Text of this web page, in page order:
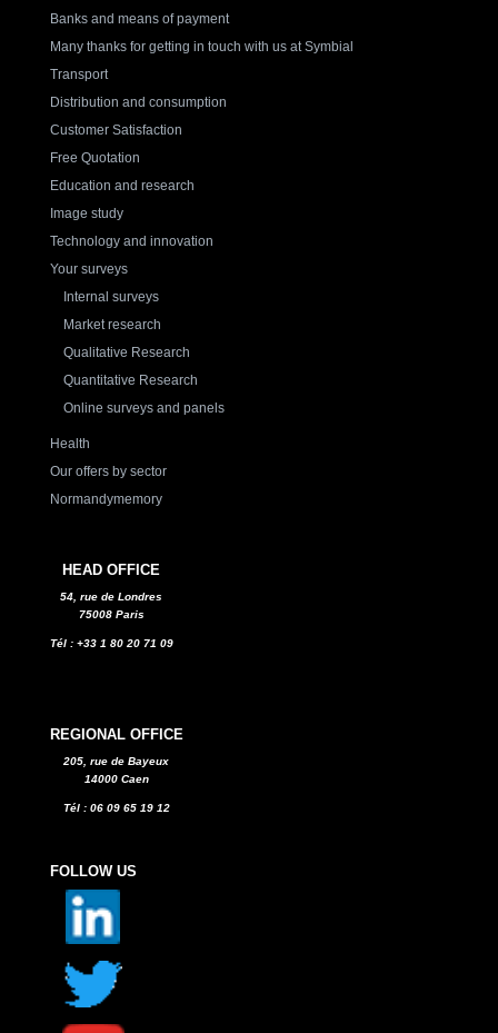
Banks and means of payment
Many thanks for getting in touch with us at Symbial
Transport
Distribution and consumption
Customer Satisfaction
Free Quotation
Education and research
Image study
Technology and innovation
Your surveys
Internal surveys
Market research
Qualitative Research
Quantitative Research
Online surveys and panels
Health
Our offers by sector
Normandymemory
HEAD OFFICE
54, rue de Londres
75008 Paris
Tél : +33 1 80 20 71 09
REGIONAL OFFICE
205, rue de Bayeux
14000 Caen
Tél : 06 09 65 19 12
FOLLOW US